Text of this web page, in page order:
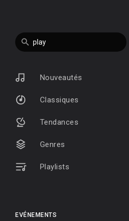
Nouveautés
Classiques
Tendances
Genres
Playlists
EVÉNEMENTS